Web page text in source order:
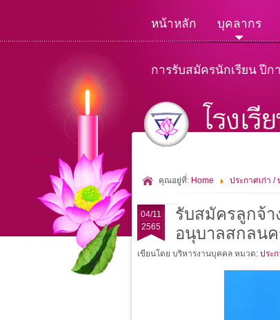
หน้าหลัก บุคลากร
การรับสมัครนักเรียน ปีก
คุณอยู่ที่: Home ประกาศเก่า /
04/11
2565
รับสมัครลูกจ้า
อนุบาลสกลน
เขียนโดย บริหารงานบุคคล หมวด: ประ